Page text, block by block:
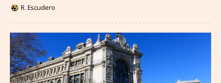
R. Escudero